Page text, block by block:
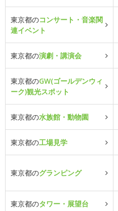
東京都のコンサート・音楽関
連イベント
東京都の演劇・講演会
東京都のGW(ゴールデンウィ
ーク)観光スポット
東京都の水族館・動物園
東京都の工場見学
東京都のグランピング
東京都のタワー・展望台